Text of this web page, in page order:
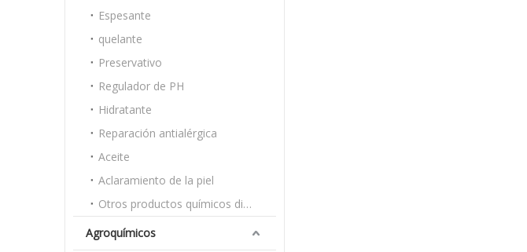
Espesante
quelante
Preservativo
Regulador de PH
Hidratante
Reparación antialérgica
Aceite
Aclaramiento de la piel
Otros productos químicos diarios
Agroquímicos